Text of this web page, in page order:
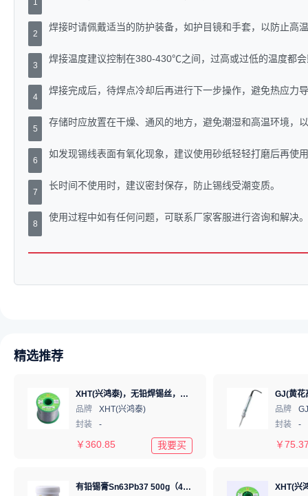
2
焊接时请佩戴适当的防护装备，如护目镜和手套，以防止高
3
焊接温度建议控制在380-430℃之间，过高或过低的温度都
4
焊接完成后，待焊点冷却后再进行下一步操作，避免热应力
5
存储时应放置在干燥、通风的地方，避免潮湿和高温环境，
6
如发现锡线表面有氧化现象，建议使用砂纸轻轻打磨后再使
7
长时间不使用时，建议密封保存，防止锡线受潮变质。
8
使用过程中如有任何问题，可联系厂家客服进行咨询和解决。
精选推荐
XHT(兴鸿泰)，无铅焊锡丝，Sn99.3Cu0.7 Φ1mm 750G，环保锡线， 免洗焊锡丝/锡线,1卷
品牌
XHT(兴鸿泰)
封装
-
￥360.85 我要买
品牌
封装
-
￥
有铅锡膏Sn63Pb37 500g（4号粉）